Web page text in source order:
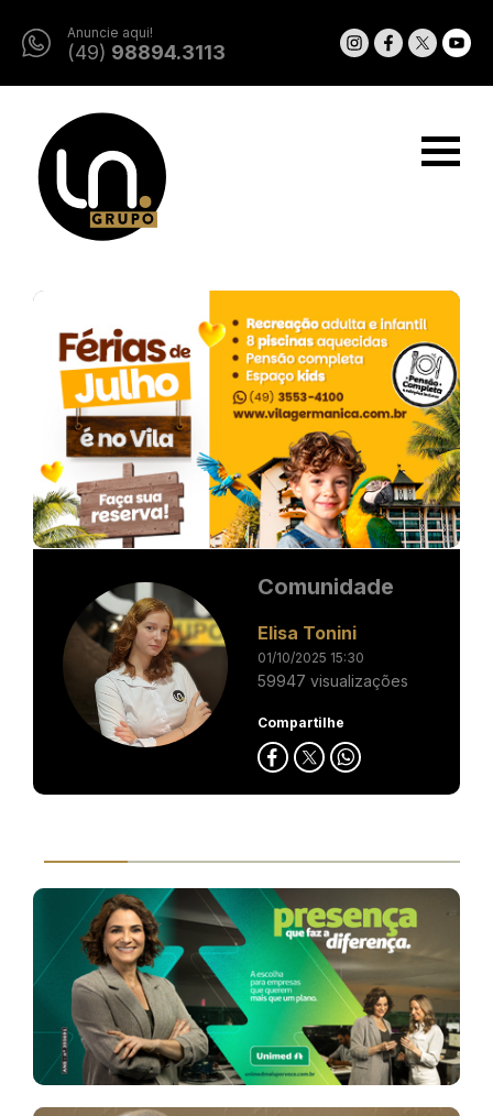
Anuncie aqui!
(49) 98894.3113
Comunidade
Elisa Tonini
01/10/2025 15:30
59947 visualizações
Compartilhe